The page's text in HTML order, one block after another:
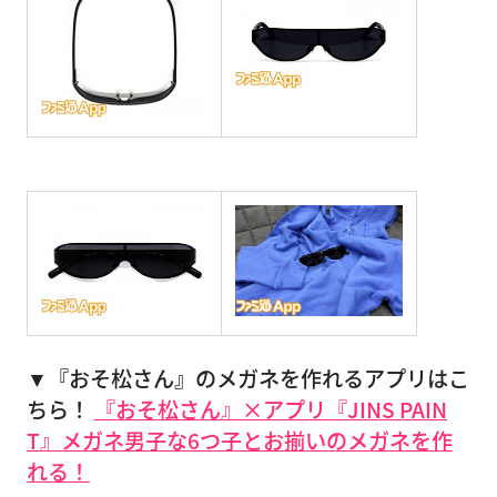
▼『おそ松さん』のメガネを作れるアプリはこ
ちら！
『おそ松さん』×アプリ『JINS PAIN
T』メガネ男子な6つ子とお揃いのメガネを作
れる！